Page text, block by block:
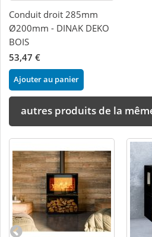
Conduit droit 285mm
Ø200mm - DINAK DEKO
BOIS
53,47 €
Ajouter au panier
autres produits de la